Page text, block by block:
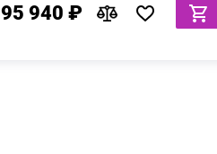
95 940 ₽